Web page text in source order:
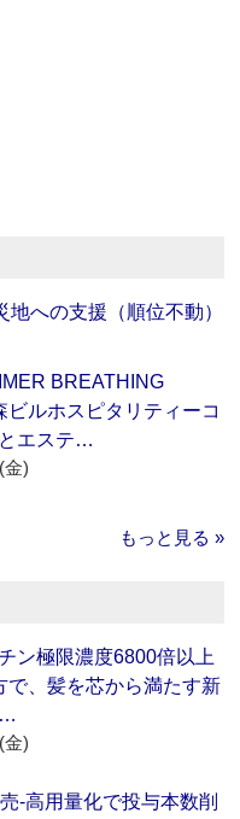
への支援（順位不動）
BREATHING
ビルホスピタリティーコ
エステ…
金)
もっと見る »
ン極限濃度6800倍以上
で、髪を芯から満たす新
…
金)
‐高用量化で投与本数削